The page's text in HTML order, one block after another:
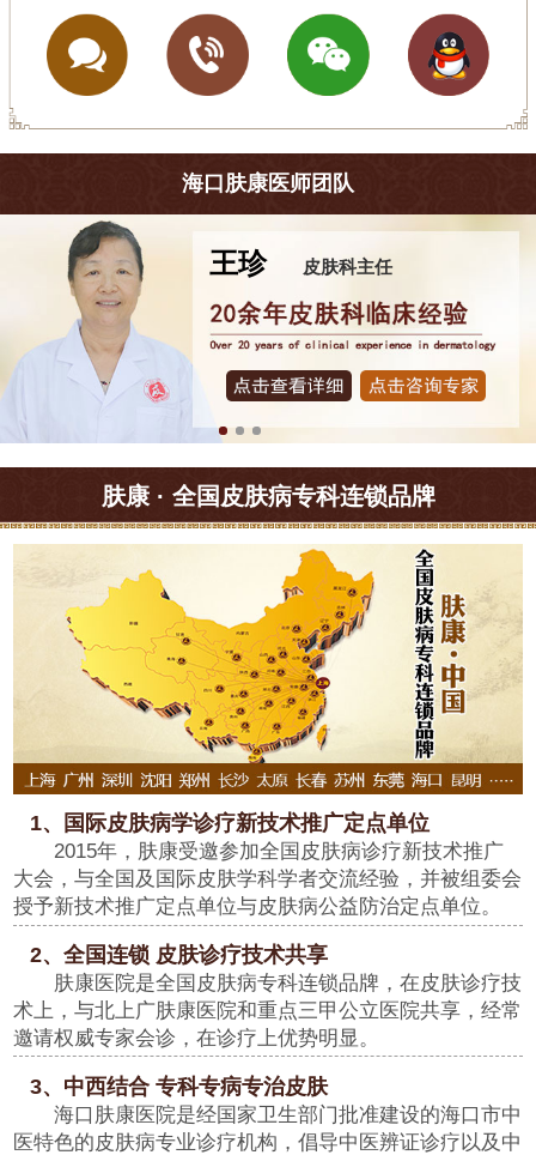
海口肤康医师团队
杨梅 皮肤科主任
肤康 · 全国皮肤病专科连锁品牌
1、国际皮肤病学诊疗新技术推广定点单位
2015年，肤康受邀参加全国皮肤病诊疗新技术推广
大会，与全国及国际皮肤学科学者交流经验，并被组委会
授予新技术推广定点单位与皮肤病公益防治定点单位。
2、全国连锁 皮肤诊疗技术共享
肤康医院是全国皮肤病专科连锁品牌，在皮肤诊疗技
术上，与北上广肤康医院和重点三甲公立医院共享，经常
邀请权威专家会诊，在诊疗上优势明显。
3、中西结合 专科专病专治皮肤
海口肤康医院是经国家卫生部门批准建设的海口市中
医特色的皮肤病专业诊疗机构，倡导中医辨证诊疗以及中